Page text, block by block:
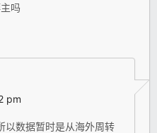
吗
pm
以数据暂时是从海外周转